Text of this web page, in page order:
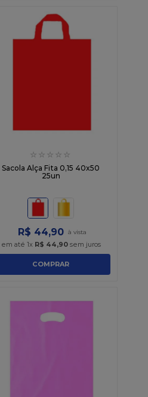
☆ ☆ ☆ ☆ ☆
Sacola Alça Fita 0,15 40x50
25un
R$ 44,90
em até 1x R$ 44,90sem juros
COMPRAR